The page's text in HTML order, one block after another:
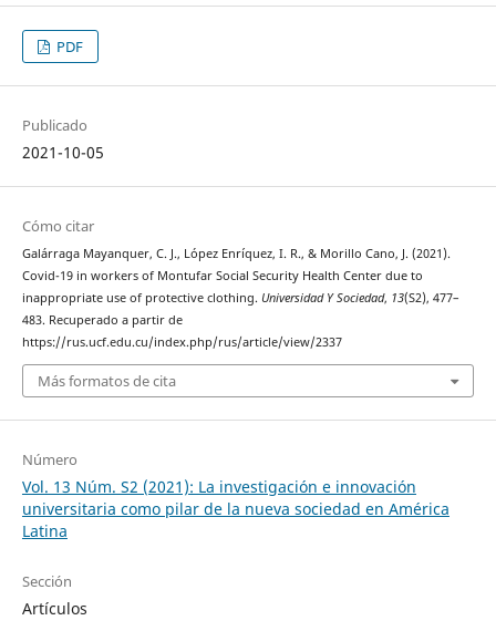
PDF
Publicado
2021-10-05
Cómo citar
Galárraga Mayanquer, C. J., López Enríquez, I. R., & Morillo Cano, J. (2021).
Covid-19 in workers of Montufar Social Security Health Center due to
inappropriate use of protective clothing. Universidad Y Sociedad, 13(S2), 477–
483. Recuperado a partir de
https://rus.ucf.edu.cu/index.php/rus/article/view/2337
Más formatos de cita
Número
Vol. 13 Núm. S2 (2021): La investigación e innovación
universitaria como pilar de la nueva sociedad en América
Latina
Sección
Artículos